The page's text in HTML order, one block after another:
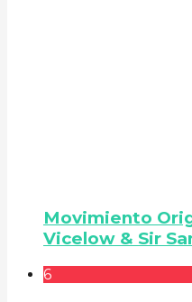
Movimiento
Vicelow & Sir
6